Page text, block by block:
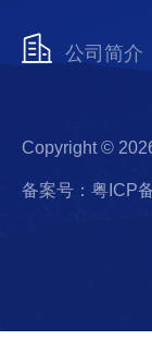
公司简介
Copyright ©
备案号：粤ICP